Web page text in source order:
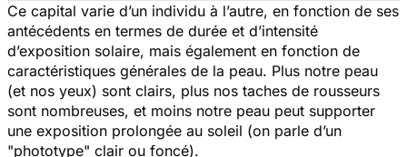
Ce capital varie d’un individu à l’autre, en fonction de ses
antécédents en termes de durée et d’intensité
d’exposition solaire, mais également en fonction de
caractéristiques générales de la peau. Plus notre peau
(et nos yeux) sont clairs, plus nos taches de rousseurs
sont nombreuses, et moins notre peau peut supporter
une exposition prolongée au soleil (on parle d’un
"phototype" clair ou foncé).